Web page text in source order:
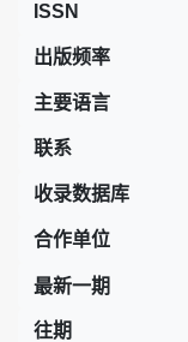
ISSN
出版频率
主要语言
联系
收录数据库
合作单位
最新一期
往期